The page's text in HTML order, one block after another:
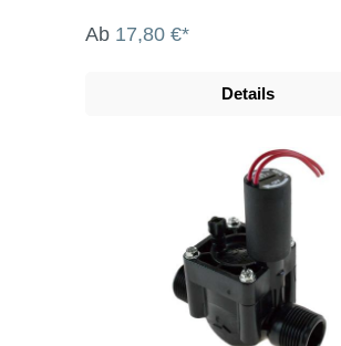
Ab 17,80 €*
Details